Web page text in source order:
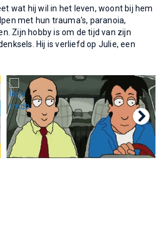
wat hij wil in het leven, woont bij hem
met hun trauma's, paranoia,
Zijn hobby is om de tijd van zijn
Hij is verliefd op Julie, een